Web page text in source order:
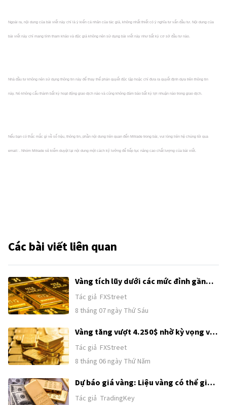
Ngoài ra, nội dung của bài viết này chỉ là ý kiến cá nhân của tác giả, không nhất thiết có ý nghĩa tư vấn đầu tư. Nội dung của
bài viết này chỉ mang tính tham khảo và độc giả không nên sử dụng bài viết này như bất kỳ cơ sở đầu tư nào.
Nhà đầu tư không nên sử dụng thông tin này để thay thế phán quyết độc lập hoặc chỉ đưa ra quyết định dựa trên thông tin
này. Nó không cấu thành bất kỳ hoạt động giao dịch nào và cũng không đảm bảo bất kỳ lợi nhuận nào trong giao dịch.
Nếu bạn có thắc mắc gì về số liệu, thông tin, phần nội dung liên quan đến Mitrade trong bài, vui lòng liên hệ chúng tôi qua
email: . Nhóm Mitrade sẽ kiểm duyệt lại nội dung một cách kỹ lưỡng để tiếp tục nâng cao chất lượng của bài viết.
Các bài viết liên quan
Vàng tích lũy dưới các mức đỉnh gần
đây khi sức mạnh của USD và kỳ vọng
Fed tăng lãi suất kìm hãm đà tăng
trước thềm công bố Bảng lương phi
nông nghiệp (NFP) của Mỹ
Tác giả FXStreet
8 tháng 07 ngày Thứ Sáu
Vàng tăng vượt 4.250$ nhờ kỳ vọng về
thỏa thuận Mỹ–Iran
Tác giả FXStreet
8 tháng 06 ngày Thứ Năm
Dự báo giá vàng: Liệu vàng có thể giữ
mốc 4.020 USD khi kỳ vọng Fed tăng lãi
Tác giả TradingKey